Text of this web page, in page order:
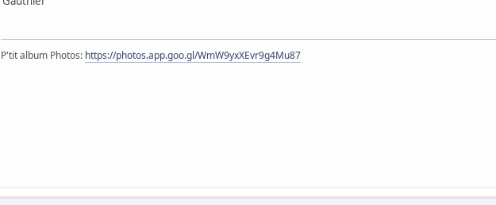
P'tit album Photos: https://photos.app.goo.gl/WmW9yxXEvr9g4Mu87